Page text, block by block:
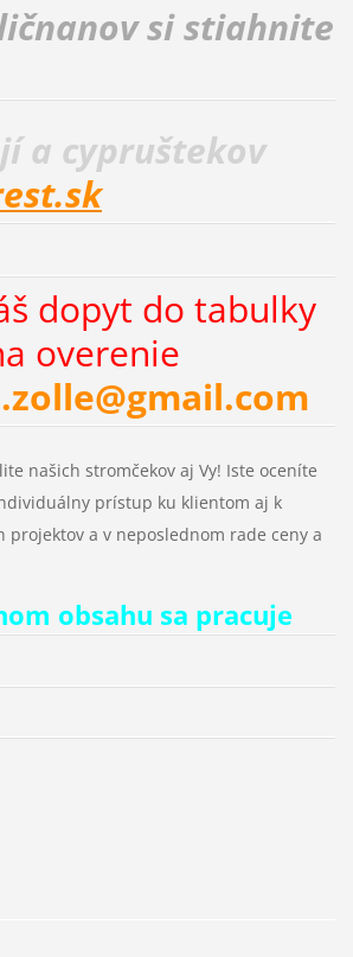
si stiahnite
a cypruštekov
dopyt do tabulky
overenie
našich stromčekov aj Vy! Iste oceníte
prístup ku klientom aj k
projektov a v neposlednom rade ceny a
obsahu sa pracuje